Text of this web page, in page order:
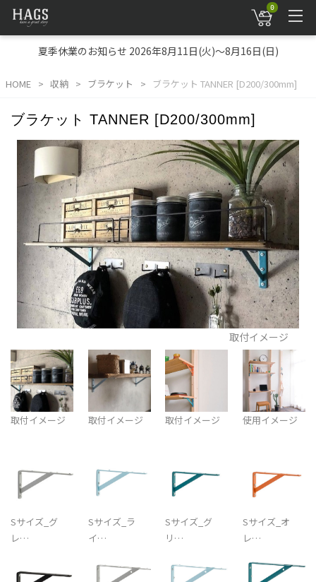
0
夏季休業のお知らせ 2026年8月11日(火)～8月16日(日)
HOME 収納 ブラケット ブラケット TANNER [D200/300mm]
ブラケット TANNER [D200/300mm]
取付イメージ
取付イメージ 取付イメージ 取付イメージ 使用イメージ
Sサイズ_グ
レ…
Sサイズ_ラ
イ…
Sサイズ_グ
リ…
Sサイズ_オ
レ…